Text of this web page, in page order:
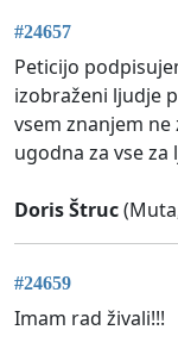
#24657
Peticijo
izobraženi ljudje
vsem znanjem
ugodna za vse za
Doris Štruc
#24659
Imam rad živali!!!